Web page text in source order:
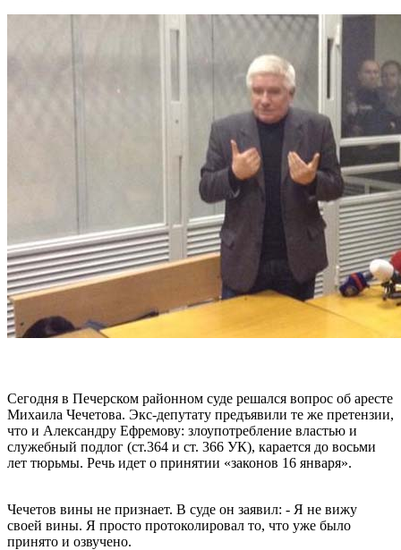
Сегодня в Печерском районном суде решался вопрос об аресте
Михаила Чечетова. Экс-депутату предъявили те же претензии,
что и Александру Ефремову: злоупотребление властью и
служебный подлог (ст.364 и ст. 366 УК), карается до восьми
лет тюрьмы. Речь идет о принятии «законов 16 января».
Чечетов вины не признает. В суде он заявил: - Я не вижу
своей вины. Я просто протоколировал то, что уже было
принято и озвучено.